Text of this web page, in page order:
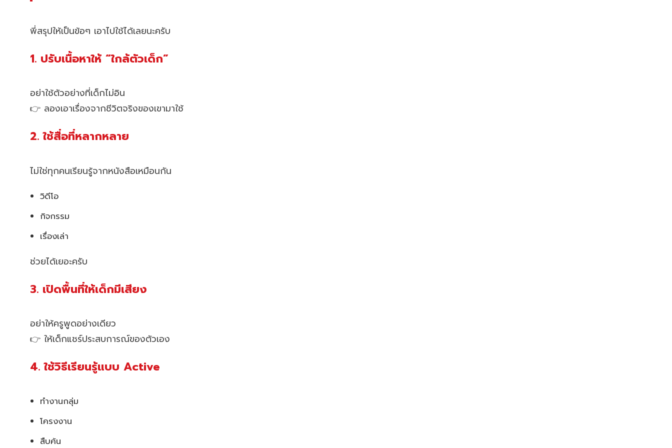
พี่สรุปให้เป็นข้อๆ เอาไปใช้ได้เลยนะครับ
1. ปรับเนื้อหาให้ “ใกล้ตัวเด็ก”
อย่าใช้ตัวอย่างที่เด็กไม่อิน
👉 ลองเอาเรื่องจากชีวิตจริงของเขามาใช้
2. ใช้สื่อที่หลากหลาย
ไม่ใช่ทุกคนเรียนรู้จากหนังสือเหมือนกัน
วิดีโอ
กิจกรรม
เรื่องเล่า
ช่วยได้เยอะครับ
3. เปิดพื้นที่ให้เด็กมีเสียง
อย่าให้ครูพูดอย่างเดียว
👉 ให้เด็กแชร์ประสบการณ์ของตัวเอง
4. ใช้วิธีเรียนรู้แบบ Active
ทำงานกลุ่ม
โครงงาน
สืบค้น